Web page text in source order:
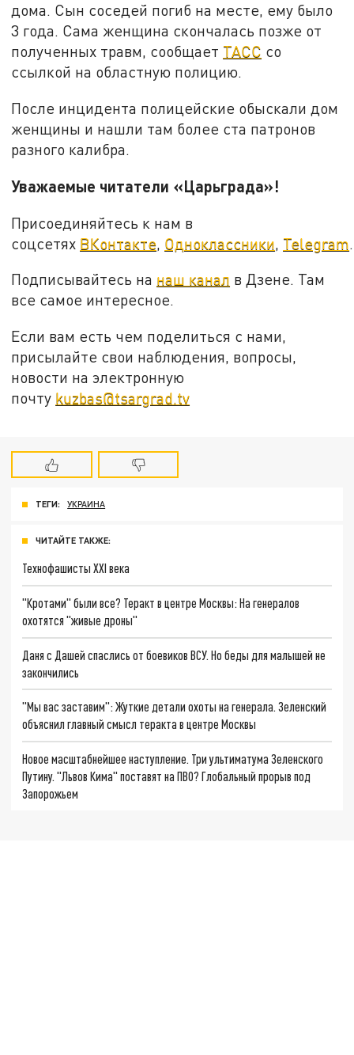
дома. Сын соседей погиб на месте, ему было
3 года. Сама женщина скончалась позже от
полученных травм, сообщает ТАСС со
ссылкой на областную полицию.
После инцидента полицейские обыскали дом
женщины и нашли там более ста патронов
разного калибра.
Уважаемые читатели «Царьграда»!
Присоединяйтесь к нам в
соцсетях ВКонтакте Одноклассники Telegram
Подписывайтесь на наш канал в Дзене. Там
все самое интересное.
Если вам есть чем поделиться с нами,
присылайте свои наблюдения, вопросы,
новости на электронную
почту kuzbas@tsargrad.tv
ТЕГИ: УКРАИНА
ЧИТАЙТЕ ТАКЖЕ:
Технофашисты XXI века
"Кротами" были все? Теракт в центре Москвы: На генералов
охотятся "живые дроны"
Даня с Дашей спаслись от боевиков ВСУ. Но беды для малышей не
закончились
"Мы вас заставим": Жуткие детали охоты на генерала. Зеленский
объяснил главный смысл теракта в центре Москвы
Новое масштабнейшее наступление. Три ультиматума Зеленского
Путину. "Львов Кима" поставят на ПВО? Глобальный прорыв под
Запорожьем